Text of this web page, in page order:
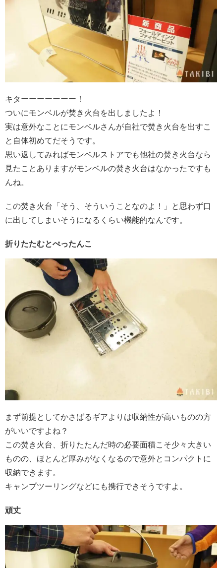
キターーーーーーー！
ついにモンベルが焚き火台を出しましたよ！
実は意外なことにモンベルさんが自社で焚き火台を出すこ
と自体初めてだそうです。
思い返してみればモンベルストアでも他社の焚き火台なら
見たことありますがモンベルの焚き火台はなかったですも
んね。
この焚き火台「そう、そういうことなのよ！」と思わず口
に出してしまいそうになるくらい機能的なんです。
折りたたむとぺったんこ
まず前提としてかさばるギアよりは収納性が高いものの方
がいいですよね？
この焚き火台、折りたたんだ時の必要面積こそ少々大きい
ものの、ほとんど厚みがなくなるので意外とコンパクトに
収納できます。
キャンプツーリングなどにも携行できそうですよ。
頑丈